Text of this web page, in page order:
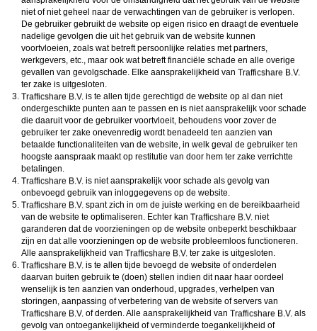
niet of niet geheel naar de verwachtingen van de gebruiker is verlopen.
De gebruiker gebruikt de website op eigen risico en draagt de eventuele
nadelige gevolgen die uit het gebruik van de website kunnen
voortvloeien, zoals wat betreft persoonlijke relaties met partners,
werkgevers, etc., maar ook wat betreft financiële schade en alle overige
gevallen van gevolgschade. Elke aansprakelijkheid van
ter zake is uitgesloten.
is te allen tijde gerechtigd de website op al dan niet
ondergeschikte punten aan te passen en is niet aansprakelijk voor schade
die daaruit voor de gebruiker voortvloeit, behoudens voor zover de
gebruiker ter zake onevenredig wordt benadeeld ten aanzien van
betaalde functionaliteiten van de website, in welk geval de gebruiker ten
hoogste aanspraak maakt op restitutie van door hem ter zake verrichtte
betalingen.
is niet aansprakelijk voor schade als gevolg van
onbevoegd gebruik van inloggegevens op de website.
spant zich in om de juiste werking en de bereikbaarheid
van de website te optimaliseren. Echter kan
niet
garanderen dat de voorzieningen op de website onbeperkt beschikbaar
zijn en dat alle voorzieningen op de website probleemloos functioneren.
Alle aansprakelijkheid van
ter zake is uitgesloten.
is te allen tijde bevoegd de website of onderdelen
daarvan buiten gebruik te (doen) stellen indien dit naar haar oordeel
wenselijk is ten aanzien van onderhoud, upgrades, verhelpen van
storingen, aanpassing of verbetering van de website of servers van
of derden. Alle aansprakelijkheid van
als
gevolg van ontoegankelijkheid of verminderde toegankelijkheid of